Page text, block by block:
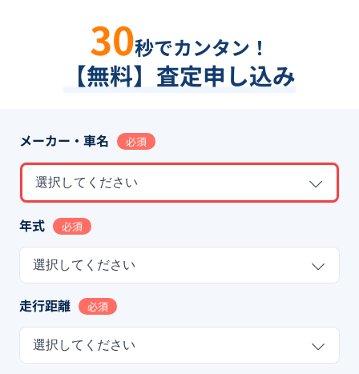
30秒でカンタン！
【無料】査定申し込み
メーカー・車名 必須
選択してください
年式 必須
選択してください
走行距離 必須
選択してください